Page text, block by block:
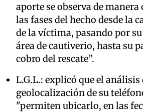
aporte se observa de
las fases del hecho desde la
de la víctima, pasando por
área de cautiverio, hasta su
cobro del rescate”.
L.G.L.: explicó que el
geolocalización de su
"permiten ubicarlo, en las